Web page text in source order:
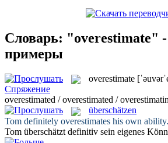
Словарь: "overestimate"
примеры
overestimate
Спряжение
overestimated / overestimated /
überschätzen
Tom definitely overestimates his own ability.
Tom überschätzt definitiv sein eigenes